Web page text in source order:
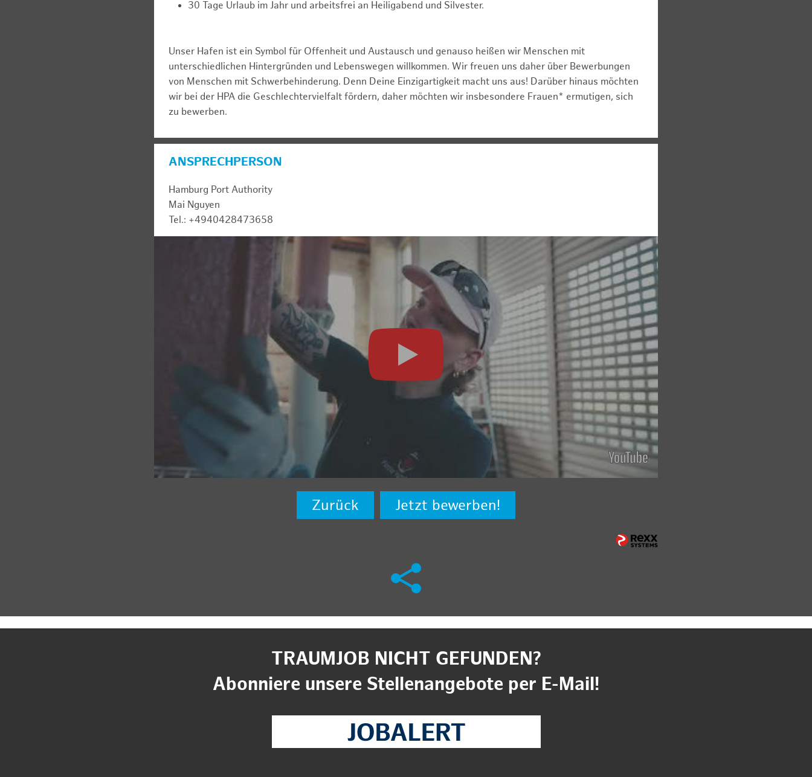
30 Tage Urlaub im Jahr und arbeitsfrei an Heiligabend und Silvester.
Unser Hafen ist ein Symbol für Offenheit und Austausch und genauso heißen wir Menschen mit
unterschiedlichen Hintergründen und Lebenswegen willkommen. Wir freuen uns daher über Bewerbungen
von Menschen mit Schwerbehinderung. Denn Deine Einzigartigkeit macht uns aus! Darüber hinaus möchten
wir bei der HPA die Geschlechtervielfalt fördern, daher möchten wir insbesondere Frauen* ermutigen, sich
zu bewerben.
ANSPRECHPERSON
Hamburg Port Authority
Mai Nguyen
Tel.: +4940428473658
Zurück Jetzt bewerben!
TRAUMJOB NICHT GEFUNDEN?
Abonniere unsere Stellenangebote per E-Mail!